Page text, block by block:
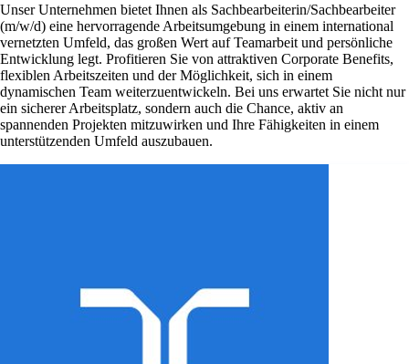
Unser Unternehmen bietet Ihnen als Sachbearbeiterin/Sachbearbeiter
(m/w/d) eine hervorragende Arbeitsumgebung in einem international
vernetzten Umfeld, das großen Wert auf Teamarbeit und persönliche
Entwicklung legt. Profitieren Sie von attraktiven Corporate Benefits,
flexiblen Arbeitszeiten und der Möglichkeit, sich in einem
dynamischen Team weiterzuentwickeln. Bei uns erwartet Sie nicht nur
ein sicherer Arbeitsplatz, sondern auch die Chance, aktiv an
spannenden Projekten mitzuwirken und Ihre Fähigkeiten in einem
unterstützenden Umfeld auszubauen.